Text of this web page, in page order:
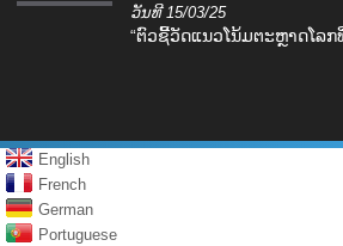
ວັນທີ 15/03/25
“ຕົວຊີ້ວັດແນວໂນ້ມຕະຫຼາດໂລກ
English
French
German
Portuguese